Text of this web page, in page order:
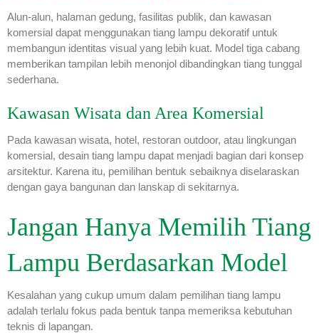
Alun-alun, halaman gedung, fasilitas publik, dan kawasan
komersial dapat menggunakan tiang lampu dekoratif untuk
membangun identitas visual yang lebih kuat. Model tiga cabang
memberikan tampilan lebih menonjol dibandingkan tiang tunggal
sederhana.
Kawasan Wisata dan Area Komersial
Pada kawasan wisata, hotel, restoran outdoor, atau lingkungan
komersial, desain tiang lampu dapat menjadi bagian dari konsep
arsitektur. Karena itu, pemilihan bentuk sebaiknya diselaraskan
dengan gaya bangunan dan lanskap di sekitarnya.
Jangan Hanya Memilih Tiang
Lampu Berdasarkan Model
Kesalahan yang cukup umum dalam pemilihan tiang lampu
adalah terlalu fokus pada bentuk tanpa memeriksa kebutuhan
teknis di lapangan.